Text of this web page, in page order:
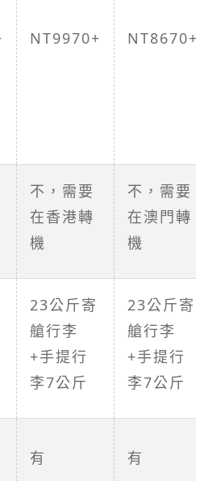
NT9970+ NT8670+
不，需要
在香港轉
機
不，需要
在澳門轉
機
23公斤寄
艙行李
+手提行
李7公斤
23公斤寄
艙行李
+手提行
李7公斤
有 有